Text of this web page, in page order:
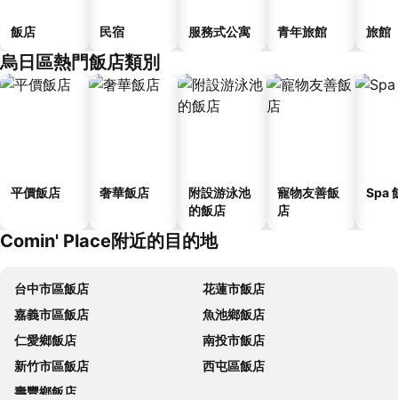
飯店 民宿 服務式公寓 青年旅館 旅館
烏日區熱門飯店類別
平價飯店 奢華飯店
附設游泳池
的飯店
寵物友善飯
店
Spa
Comin' Place附近的目的地
台中市區飯店
花蓮市飯店
嘉義市區飯店
魚池鄉飯店
仁愛鄉飯店
南投市飯店
新竹市區飯店
西屯區飯店
壽豐鄉飯店